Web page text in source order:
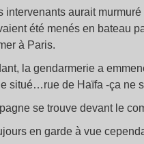
intervenants aurait
été menés en bateau
à Paris.
la gendarmerie a
situé…rue de Haïfa -ça ne
se trouve devant le
en garde à vue